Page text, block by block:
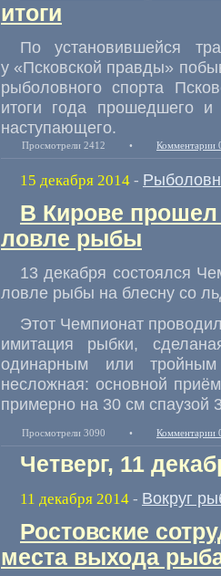
итоги
По установившейся
у «Псковской правды»
рыболовного спорта
итоги года прошедшего
наступающего.
Просмотрели 2412 • Комментарии
15 декабря 2014 -
В Кирове
ловле рыбы
13 декабря состоялся
ловле рыбы на блесну со
Этот Чемпионат
имитация рыбки,
одинарным или
несложная: основной
примерно на 30 см спаузой
Просмотрели 3090 • Комментарии
Четверг, 11
11 декабря 2014 - Вокруг
Ростовские
места выхода